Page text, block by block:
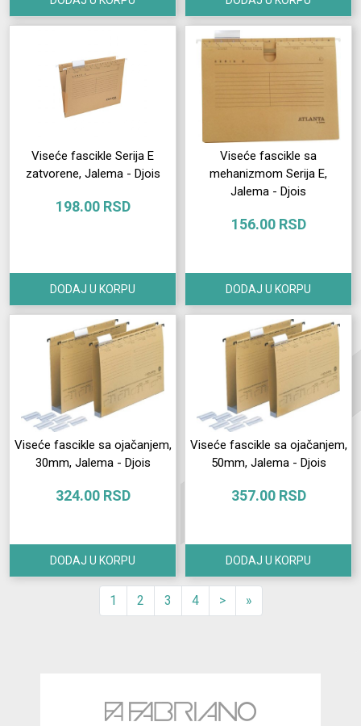
Viseće fascikle Serija E
zatvorene, Jalema - Djois
198.00 RSD
DODAJ U KORPU
Viseće fascikle sa
mehanizmom Serija E,
Jalema - Djois
156.00 RSD
DODAJ U KORPU
Viseće fascikle sa ojačanjem,
30mm, Jalema - Djois
324.00 RSD
DODAJ U KORPU
Viseće fascikle sa ojačanjem,
50mm, Jalema - Djois
357.00 RSD
DODAJ U KORPU
1 2 3 4 > »